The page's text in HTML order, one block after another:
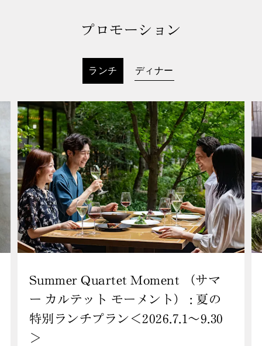
プロモーション
ランチ ディナー
Summer Quartet Moment （サマ
ー カルテット モーメント） : 夏の
特別ランチプラン＜2026.7.1～9.30
＞